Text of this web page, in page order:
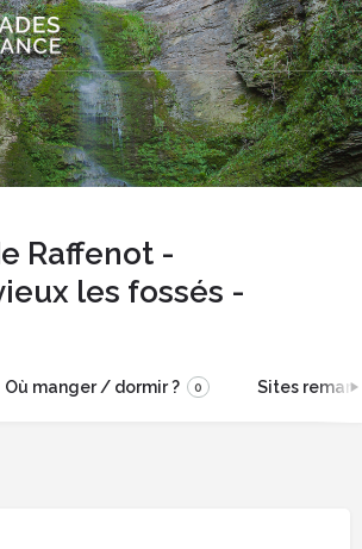
Raffenot -
les fossés -
Où manger / dormir ? 0 Sites